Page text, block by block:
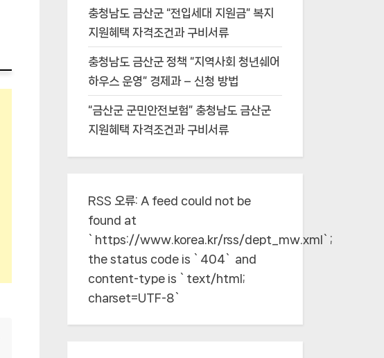
충청남도 금산군 “전입세대 지원금” 복지
지원혜택 자격조건과 구비서류
충청남도 금산군 정책 “지역사회 청년쉐어
하우스 운영” 경제과 – 신청 방법
“금산군 군민안전보험” 충청남도 금산군
지원혜택 자격조건과 구비서류
RSS 오류: A feed could not be
found at
`https://www.korea.kr/rss/dept_mw.xml`;
the status code is `404` and
content-type is `text/html;
charset=UTF-8`